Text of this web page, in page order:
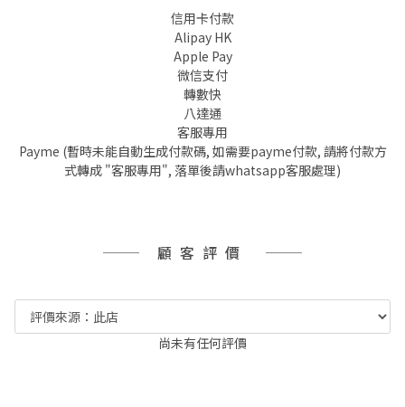
信用卡付款
Alipay HK
Apple Pay
微信支付
轉數快
八達通
客服專用
Payme (暫時未能自動生成付款碼, 如需要payme付款, 請將付款方
式轉成 "客服專用", 落單後請whatsapp客服處理)
顧客評價
尚未有任何評價